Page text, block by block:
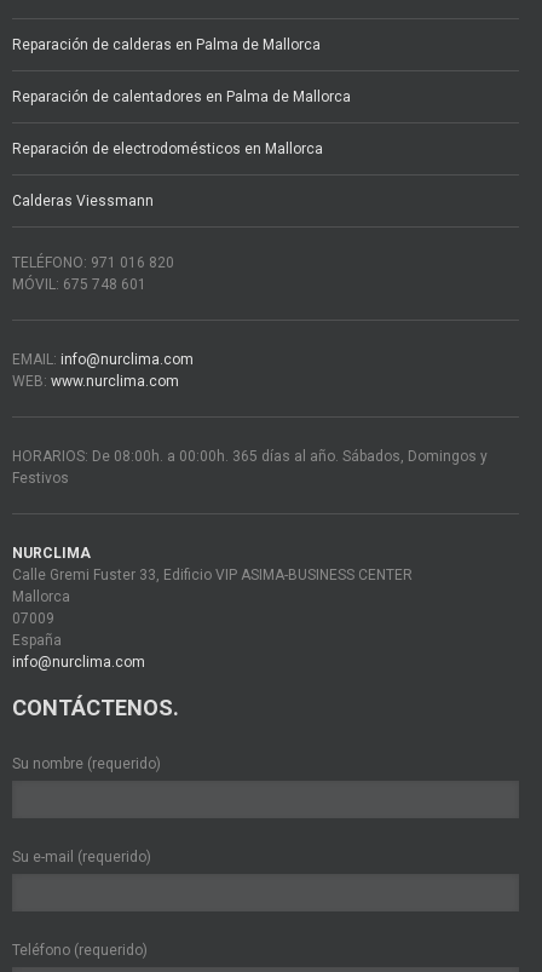
Reparación de calderas en Palma de Mallorca
Reparación de calentadores en Palma de Mallorca
Reparación de electrodomésticos en Mallorca
Calderas Viessmann
TELÉFONO: 971 016 820
MÓVIL: 675 748 601
EMAIL: info@nurclima.com
WEB: www.nurclima.com
HORARIOS: De 08:00h. a 00:00h. 365 días al año. Sábados, Domingos y
Festivos
NURCLIMA
Calle Gremi Fuster 33, Edificio VIP ASIMA-BUSINESS CENTER
Mallorca
07009
España
info@nurclima.com
CONTÁCTENOS.
Su nombre (requerido)
Su e-mail (requerido)
Teléfono (requerido)